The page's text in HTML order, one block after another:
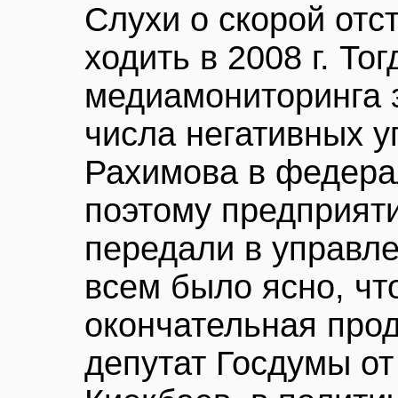
Слухи о скорой
ходить в 2008 г.
медиамониторинга
числа негативных
Рахимова в
поэтому
передали в
всем было ясно,
окончательная
депутат Госдумы